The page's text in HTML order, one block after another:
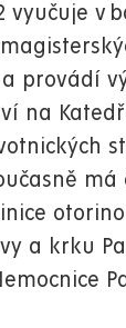
vyučuje v
provádí
na
a krku